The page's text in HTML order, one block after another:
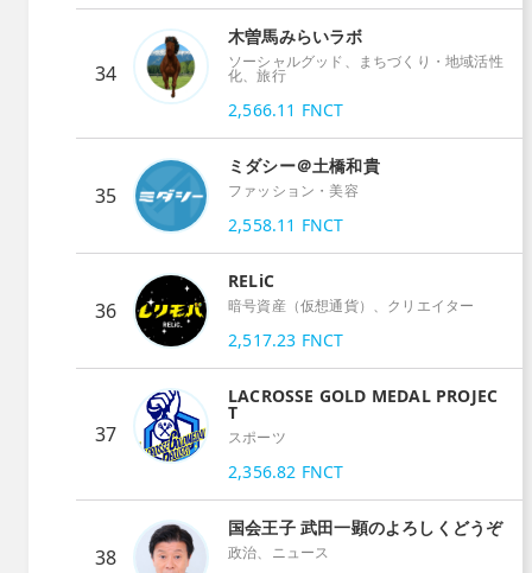
34
木曽馬みらいラボ
ソーシャルグッド、まちづくり・地域活性
化、旅行
2,566.11 FNCT
35
ミダシー＠土橋和貴
ファッション・美容
2,558.11 FNCT
36
RELiC
暗号資産（仮想通貨）、クリエイター
2,517.23 FNCT
37
LACROSSE GOLD MEDAL PROJEC
T
スポーツ
2,356.82 FNCT
38
国会王子 武田一顕のよろしくどうぞ
政治、ニュース